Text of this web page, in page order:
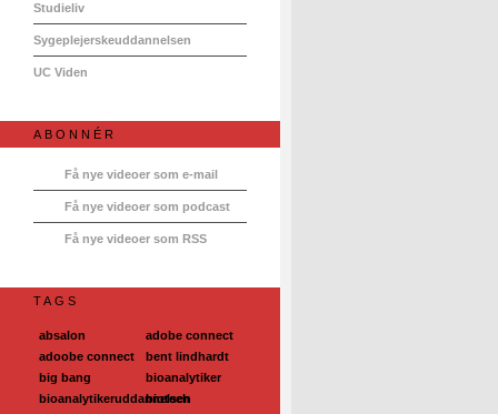
Studieliv
Sygeplejerskeuddannelsen
UC Viden
ABONNÉR
Få nye videoer som e-mail
Få nye videoer som podcast
Få nye videoer som RSS
TAGS
absalon
adobe connect
adoobe connect
bent lindhardt
big bang
bioanalytiker
bioanalytikeruddannelsen
biotech